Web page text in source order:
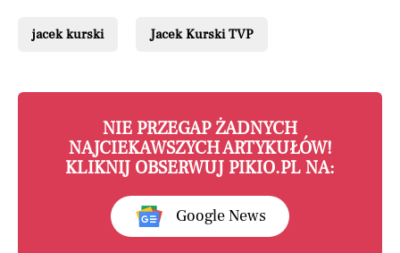
jacek kurski Jacek Kurski TVP
NIE PRZEGAP ŻADNYCH
NAJCIEKAWSZYCH ARTYKUŁÓW!
KLIKNIJ OBSERWUJ PIKIO.PL NA:
Google News